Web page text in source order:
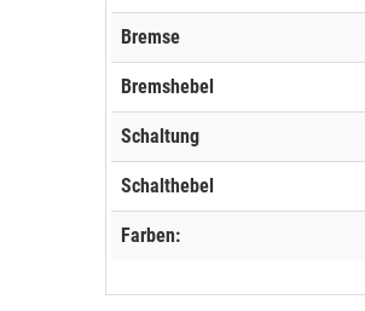
Bremse
Bremshebel
Schaltung
Schalthebel
Farben: